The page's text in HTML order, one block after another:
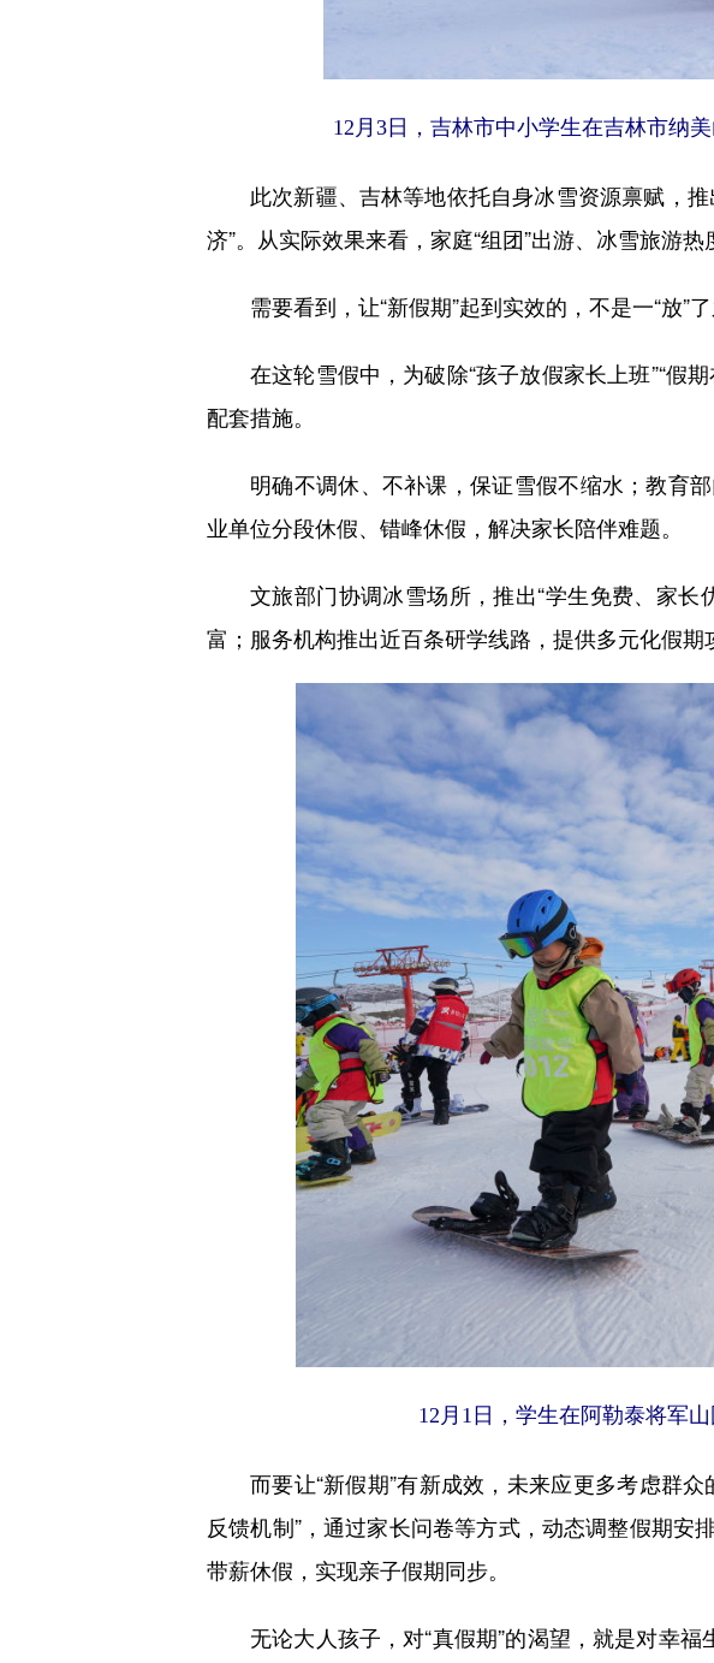
12月3日，吉林市中小学生在吉林市纳
此次新疆、吉林等地依托自身冰雪资源禀赋，
济”。从实际效果来看，家庭“组团”出游、冰雪旅游
需要看到，让“新假期”起到实效的，不是一“放”
在这轮雪假中，为破除“孩子放假家长上班”“假
配套措施。
明确不调休、不补课，保证雪假不缩水；教育
业单位分段休假、错峰休假，解决家长陪伴难题。
文旅部门协调冰雪场所，推出“学生免费、家长
富；服务机构推出近百条研学线路，提供多元化假期
12月1日，学生在阿勒泰将军
而要让“新假期”有新成效，未来应更多考虑群
反馈机制”，通过家长问卷等方式，动态调整假期安
带薪休假，实现亲子假期同步。
无论大人孩子，对“真假期”的渴望，就是对幸